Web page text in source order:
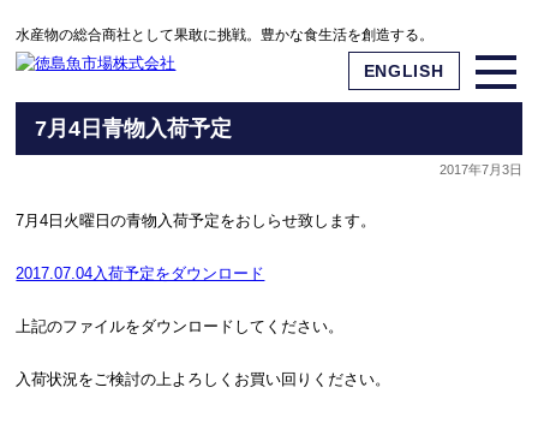
水産物の総合商社として果敢に挑戦。豊かな食生活を創造する。
ENGLISH
7月4日青物入荷予定
2017年7月3日
7月4日火曜日の青物入荷予定をおしらせ致します。
2017.07.04入荷予定をダウンロード
上記のファイルをダウンロードしてください。
入荷状況をご検討の上よろしくお買い回りください。